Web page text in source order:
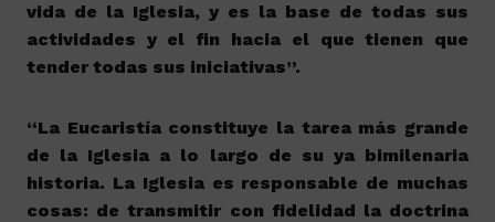
vida de la Iglesia, y es la base de todas sus
actividades y el fin hacia el que tienen que
tender todas sus iniciativas”.
“La Eucaristía constituye la tarea más grande
de la Iglesia a lo largo de su ya bimilenaria
historia. La Iglesia es responsable de muchas
cosas: de transmitir con fidelidad la doctrina